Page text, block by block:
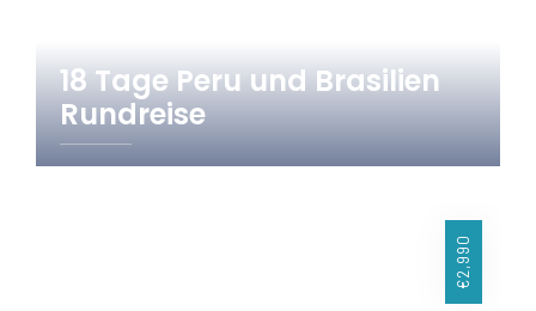
18 Tage Peru und Brasilien
Rundreise
€2,990